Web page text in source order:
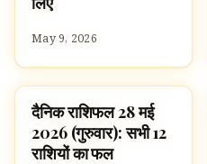
May 9, 2026
ज्योतिष
दैनिक राशिफल 28 मई
2026 (गुरुवार): सभी 12
राशियों का फल